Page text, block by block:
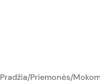
Pradžia/Priemonės/